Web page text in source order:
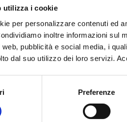
utilizza i cookie
per personalizzare contenuti ed
inoltre informazioni sul
pubblicità e social media, i
dal suo utilizzo dei loro servizi.
Preferenze
riducendo la carta,
in termini di
per un
complete e
Sia per far evolvere il
di un futuro sempre più